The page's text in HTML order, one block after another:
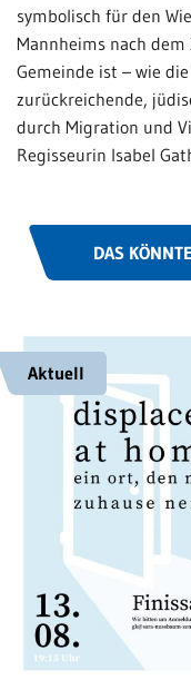
symbolisch für den
Mannheims nach dem
Gemeinde ist – wie
zurückreichende,
durch Migration und
Regisseurin Isabel
DAS
Aktuell